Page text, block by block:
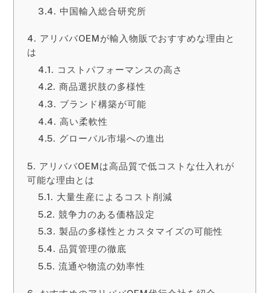
中国輸入総合研究所
アリババOEMが輸入物販でおすすめな理由と
は
コストパフォーマンスの高さ
商品選択肢の多様性
ブランド構築が可能
高い柔軟性
グローバル市場への進出
アリババOEMは高品質で低コストな仕入れが
可能な理由とは
大量生産によるコスト削減
競争力のある価格設定
製品の多様性とカスタマイズの可能性
品質管理の徹底
流通や物流の効率性